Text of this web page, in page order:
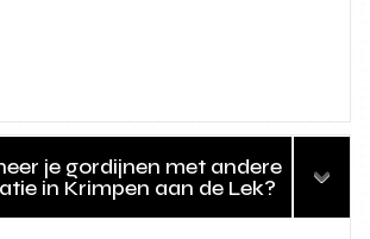
je gordijnen met andere
in Krimpen aan de Lek?